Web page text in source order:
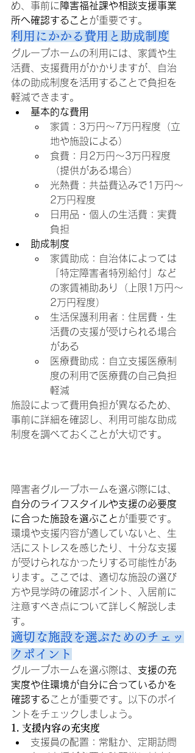
め、事前に 障害福祉課や相談支援事業
所へ確認することが重要です。
利用にかかる費用と助成制度
グループホームの利用には、家賃や生
活費、支援費用がかかりますが、自治
体の助成制度を活用することで負担を
軽減できます。
基本的な費用
家賃：3万円～7万円程度（立
地や施設による）
食費：月2万円～3万円程度
（提供がある場合）
光熱費：共益費込みで1万円～
2万円程度
日用品・個人の生活費：実費
負担
助成制度
家賃助成：自治体によっては
「特定障害者特別給付」など
の家賃補助あり（上限1万円～
2万円程度）
生活保護利用者：住居費・生
活費の支援が受けられる場合
がある
医療費助成：自立支援医療制
度の利用で医療費の自己負担
軽減
施設によって費用負担が異なるため、
事前に詳細を確認し、利用可能な助成
制度を調べておくことが大切です。
障害者グループホームを選ぶ際には、
自分のライフスタイルや支援の必要度
に合った施設を選ぶことが重要です。
環境や支援内容が適していないと、生
活にストレスを感じたり、十分な支援
が受けられなかったりする可能性があ
ります。ここでは、適切な施設の選び
方や見学時の確認ポイント、入居前に
注意すべき点について詳しく解説しま
す。
適切な施設を選ぶためのチェッ
クポイント
グループホームを選ぶ際は、 支援の充
実度や住環境が自分に合っているかを
確認することが重要です。以下のポイ
ントをチェックしましょう。
1. 支援内容の充実度
支援員の配置：常駐か、定期訪問